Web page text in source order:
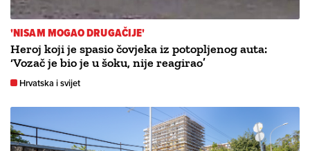
'NISAM MOGAO DRUGAČIJE'
Heroj koji je spasio čovjeka iz potopljenog auta:
‘Vozač je bio je u šoku, nije reagirao’
Hrvatska i svijet